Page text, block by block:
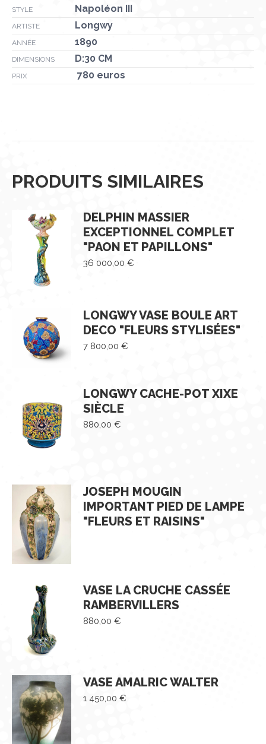
STYLE Napoléon III
ARTISTE Longwy
ANNÉE 1890
DIMENSIONS D:30 CM
PRIX 780 euros
PRODUITS SIMILAIRES
DELPHIN MASSIER
EXCEPTIONNEL COMPLET
"PAON ET PAPILLONS"
36 000,00 €
LONGWY VASE BOULE ART
DECO "FLEURS STYLISÉES"
7 800,00 €
LONGWY CACHE-POT XIXE
SIÈCLE
880,00 €
JOSEPH MOUGIN
IMPORTANT PIED DE LAMPE
"FLEURS ET RAISINS"
VASE LA CRUCHE CASSÉE
RAMBERVILLERS
880,00 €
VASE AMALRIC WALTER
1 450,00 €